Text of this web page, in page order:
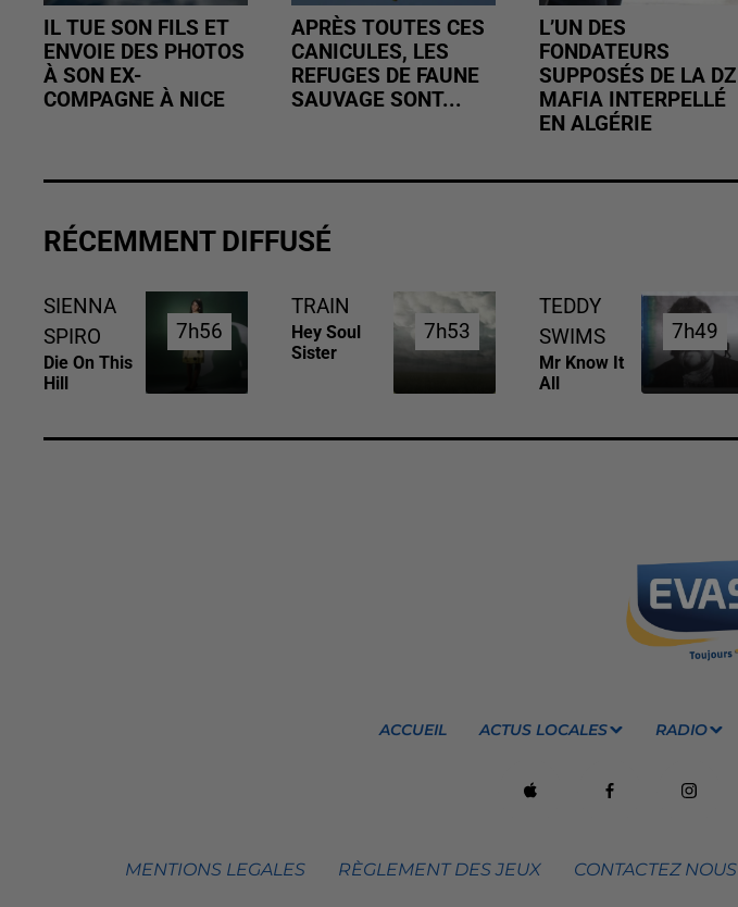
IL TUE SON FILS ET
ENVOIE DES PHOTOS
À SON EX-
COMPAGNE À NICE
APRÈS TOUTES CES
CANICULES, LES
REFUGES DE FAUNE
SAUVAGE SONT...
L’UN DES
FONDATEURS
SUPPOSÉS DE LA DZ
MAFIA INTERPELLÉ
EN ALGÉRIE
RÉCEMMENT DIFFUSÉ
SIENNA
SPIRO
Die On This
Hill
7h56
7h56
TRAIN
Hey Soul
Sister
7h53
7h53
TEDDY
SWIMS
Mr Know It
All
7h49
7h49
ACCUEIL ACTUS LOCALES RADIO
MENTIONS LEGALES RÈGLEMENT DES JEUX CONTACTEZ NOUS